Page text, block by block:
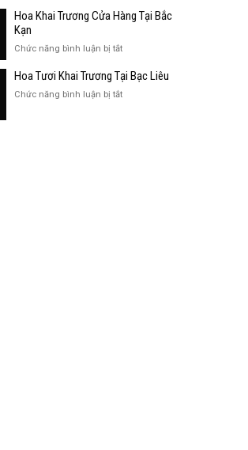
Kạn
Khai
Hàng
Bạc
Liêu
Hoa Khai Trương Cửa Hàng Tại Bắc
Kạn
Chức năng bình luận bị tắtở
Khai
Hoa Tươi Khai Trương Tại Bạc Liêu
Chức năng bình luận bị tắtở